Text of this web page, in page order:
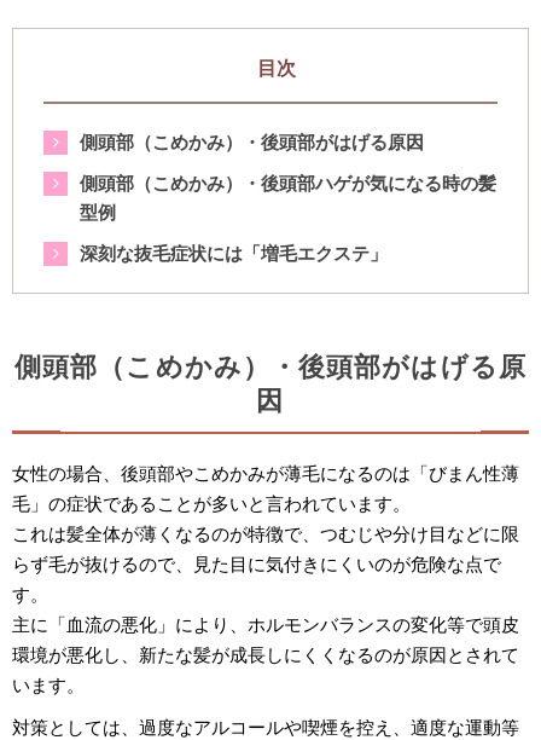
目次
側頭部（こめかみ）・後頭部がはげる原因
側頭部（こめかみ）・後頭部ハゲが気になる時の髪
型例
深刻な抜毛症状には「増毛エクステ」
側頭部（こめかみ）・後頭部がはげる原
因
女性の場合、後頭部やこめかみが薄毛になるのは「びまん性薄
毛」の症状であることが多いと言われています。
これは髪全体が薄くなるのが特徴で、つむじや分け目などに限
らず毛が抜けるので、見た目に気付きにくいのが危険な点で
す。
主に「血流の悪化」により、ホルモンバランスの変化等で頭皮
環境が悪化し、新たな髪が成長しにくくなるのが原因とされて
います。
対策としては、過度なアルコールや喫煙を控え、適度な運動等